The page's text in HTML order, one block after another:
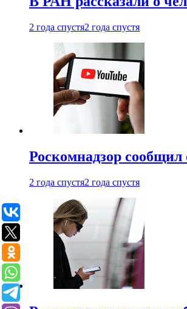
2 года спустя2 года спустя
Роскомнадзор
2 года спустя2 года спустя